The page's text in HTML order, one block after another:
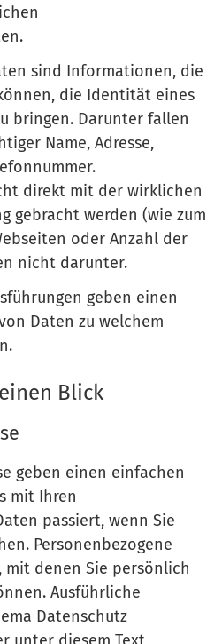
sind Informationen, die
die Identität eines
bringen. Darunter fallen
Name, Adresse,
direkt mit der wirklichen
gebracht werden (wie zum
oder Anzahl der
nicht darunter.
geben einen
Daten zu welchem
Blick
geben einen einfachen
mit Ihren
passiert, wenn Sie
Personenbezogene
mit denen Sie persönlich
Ausführliche
Datenschutz